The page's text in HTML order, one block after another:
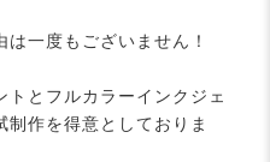
一度もございません！
とフルカラーインクジェ
制作を得意としておりま